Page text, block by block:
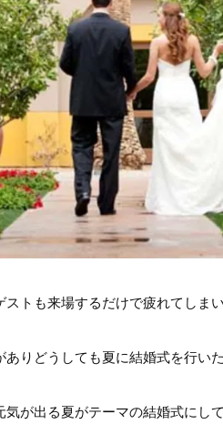
トも来場するだけで疲れてしまい
りどうしても夏に結婚式を行い
が出る夏がテーマの結婚式にし